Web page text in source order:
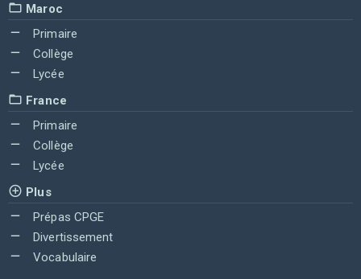
Maroc
Primaire
Collège
Lycée
France
Primaire
Collège
Lycée
Plus
Prépas CPGE
Divertissement
Vocabulaire